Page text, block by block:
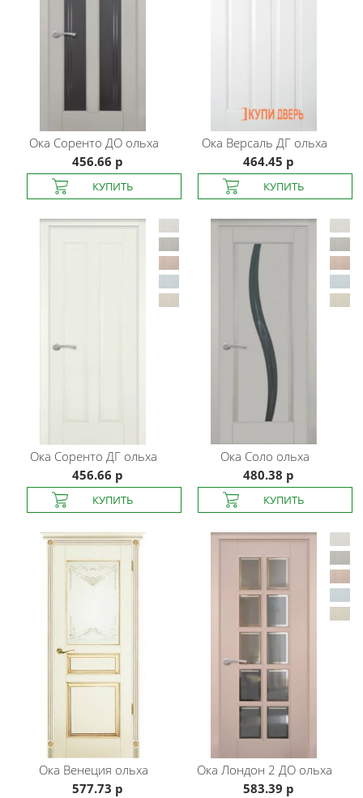
Ока Соренто ДО ольха
456.66 р
Ока Версаль ДГ ольха
464.45 р
Ока Соренто ДГ ольха
456.66 р
Ока Соло ольха
480.38 р
Ока Венеция ольха
577.73 р
Ока Лондон 2 ДО ольха
583.39 р